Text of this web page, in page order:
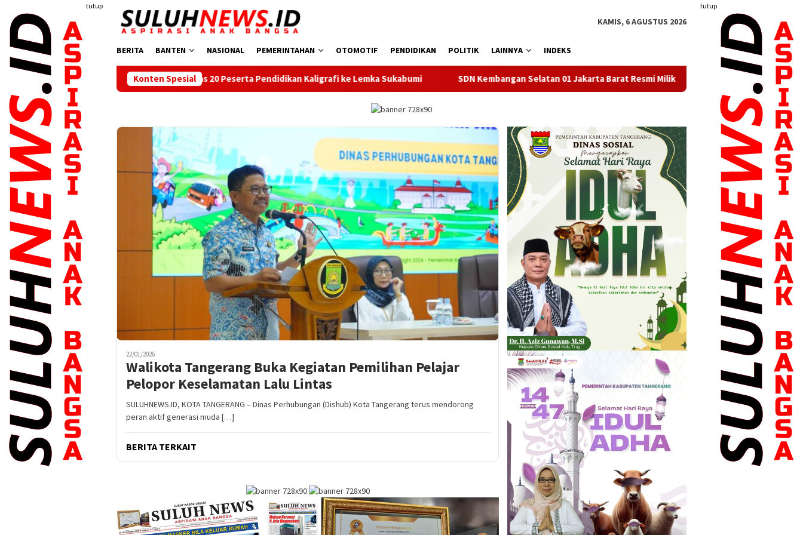
konten
tutup tutup
KAMIS, 6 AGUSTUS 2026
BERITA BANTEN NASIONAL PEMERINTAHAN OTOMOTIF PENDIDIKAN POLITIK LAINNYA INDEKS
Konten Spesial
Bupati Serang Lepas 20 Peserta Pendidikan Kaligrafi ke Lemka Sukabumi SDN Kembangan Selatan 01 Jakarta Barat Resmi Miliki Koperasi Berbadan Hukum Implementasi
22/01/2026
Walikota Tangerang Buka Kegiatan Pemilihan Pelajar
Pelopor Keselamatan Lalu Lintas
SULUHNEWS.ID, KOTA TANGERANG – Dinas Perhubungan (Dishub) Kota Tangerang terus mendorong
peran aktif generasi muda […]
BERITA TERKAIT